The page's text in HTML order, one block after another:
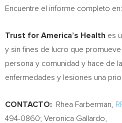
Encuentre el informe completo en:
Trust for America’s Health es
y sin fines de lucro que
persona y comunidad y hace de
enfermedades y lesiones una
CONTACTO: Rhea Farberman
494-0860; Veronica Gallardo